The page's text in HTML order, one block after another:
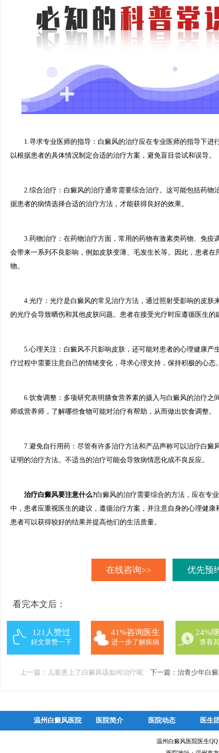
1.寻求专业医师的指导：白癜风的治疗应在专业医师的指导下进
以根据患者的具体情况制定合适的治疗方案，避免盲目尝试和误导。
2.综合治疗：白癜风的治疗通常需要综合治疗。这可能包括药物
据患者的病情选择合适的治疗方法，才能获得良好的效果。
3.药物治疗：在药物治疗方面，常用的药物有激素类药物、免疫
会带来一系列不良影响，例如皮肤变薄、毛发生长等。因此，患者
物。
4.光疗：光疗是白癜风的常见治疗方法，通过照射受影响的皮肤
的光疗会导致晒伤和其他皮肤问题。患者在接受光疗时应遵循医生的
5.心理关注：白癜风不只影响皮肤，还可能对患者的心理健康产
疗过程中需要注意自己的情绪变化，寻求心理支持，保持积极的心态
6.饮食调整：多项研究表明膳食营养素的摄入与白癜风的治疗之
师或营养师，了解哪些食物可能对治疗有帮助，从而做出饮食调整。
7.避免自行用药：尽管有许多治疗方法和产品声称可以治疗白癜
证明的治疗方法。不适当的治疗可能会导致病情恶化或不良反应。
治疗白癜风要注意什么?白癜风的治疗需要综合的方法，应在专
中，患者应重视医生的建议，遵循治疗方案，并注意自身的心理健
患者可以获得较好的结果并提高他们的生活质量。
在线咨询>> 优先预
看完本文后：
121人赞过
好文章赞一下
41%咨询医生
进一步了解疾病
24%
查看
上一篇： 儿童患上了白癜风该如何治疗呢 下一篇：治青少年白
温州白癜风医院 医院简介 医院动态 医生
温州白癜风医院医生